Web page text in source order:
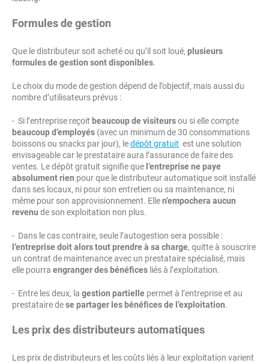
Formules de gestion
Que le distributeur soit acheté ou qu’il soit loué, plusieurs
formules de gestion sont disponibles.
Le choix du mode de gestion dépend de l’objectif, mais aussi du
nombre d’utilisateurs prévus :
- Si l’entreprise reçoit beaucoup de visiteursou si elle compte
beaucoup d’employés (avec un minimum de 30 consommations
boissons ou snacks par jour), ledépôt gratuit est une solution
envisageable car le prestataire aura l’assurance de faire des
ventes. Le dépôt gratuit signifie que l’entreprise ne paye
absolument rien pour que le distributeur automatique soit installé
dans ses locaux, ni pour son entretien ou sa maintenance, ni
même pour son approvisionnement. Ellen’empochera aucun
revenu de son exploitation non plus.
- Dans le cas contraire, seule l’autogestion sera possible :
l’entreprise doit alors tout prendre à sa charge, quitte à souscrire
un contrat de maintenance avec un prestataire spécialisé, mais
elle pourra engranger des bénéfices liés à l’exploitation.
- Entre les deux, la gestion partielle permet à l’entreprise et au
prestataire dese partager les bénéfices de l’exploitation.
Les prix des distributeurs automatiques
Les prix de distributeurs et les coûts liés à leur exploitation varient